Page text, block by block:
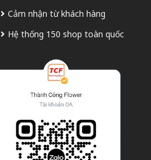
Cảm nhận từ khách hàng
Hệ thống 150 shop toàn quốc